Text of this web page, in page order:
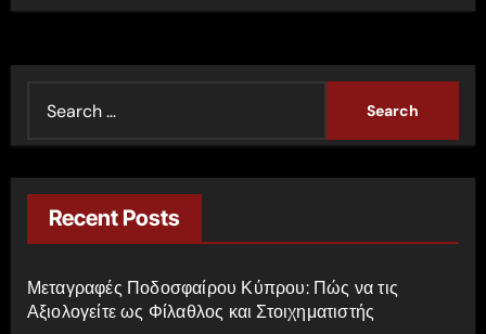
h
f
o
Recent Posts
Μεταγραφές Ποδοσφαίρου Κύπρου: Πώς να τις
Αξιολογείτε ως Φίλαθλος και Στοιχηματιστής